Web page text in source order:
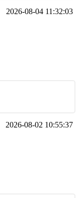
2026-08-04 11:32:03
2026-08-02 10:55:37